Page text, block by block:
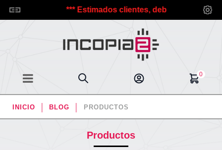
*** Estimados clientes, debido a las
0
INICIO BLOG PRODUCTOS
Productos